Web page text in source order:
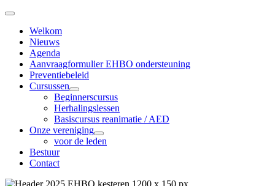
Welkom
Nieuws
Agenda
Aanvraagformulier EHBO ondersteuning
Preventiebeleid
Cursussen
Beginnerscursus
Herhalingslessen
Basiscursus reanimatie / AED
Onze vereniging
voor de leden
Bestuur
Contact